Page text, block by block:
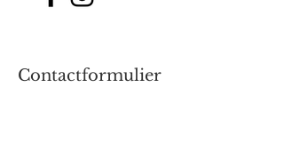
Contactformulier